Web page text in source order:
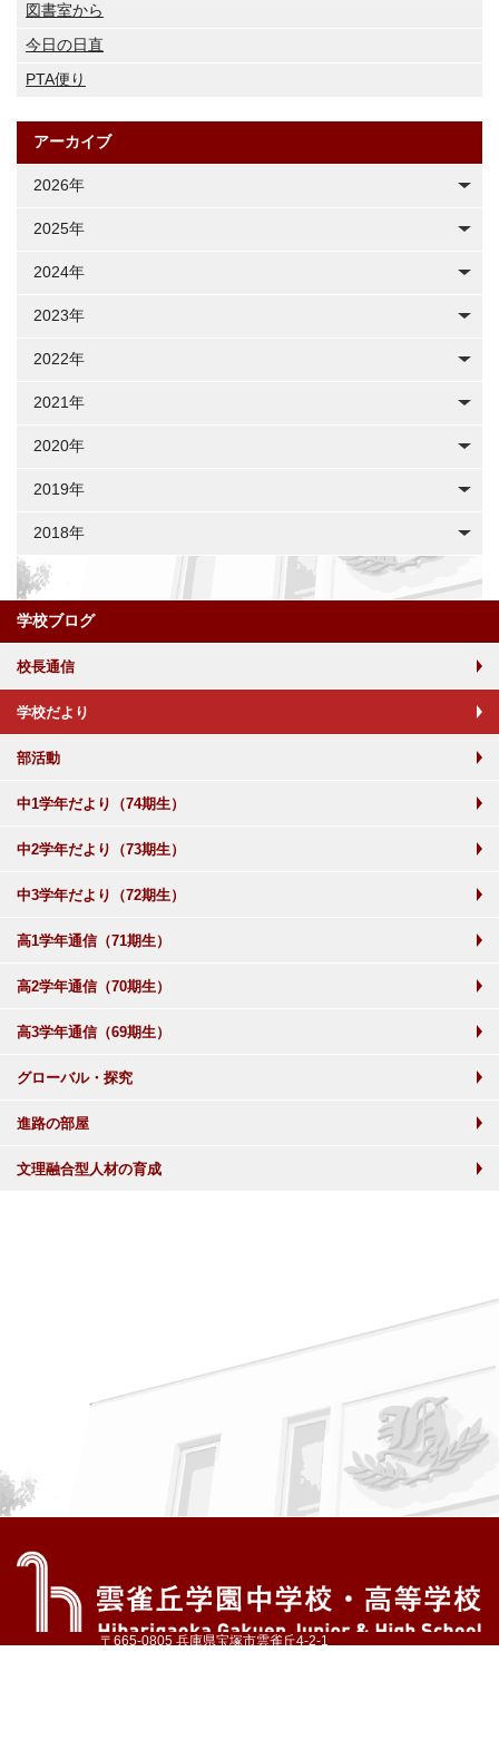
図書室から
今日の日直
PTA便り
アーカイブ
2026年
2025年
2024年
2023年
2022年
2021年
2020年
2019年
2018年
学校ブログ
校長通信
学校だより
部活動
中1学年だより（74期生）
中2学年だより（73期生）
中3学年だより（72期生）
高1学年通信（71期生）
高2学年通信（70期生）
高3学年通信（69期生）
グローバル・探究
進路の部屋
文理融合型人材の育成
〒665-0805 兵庫県宝塚市雲雀丘4-2-1